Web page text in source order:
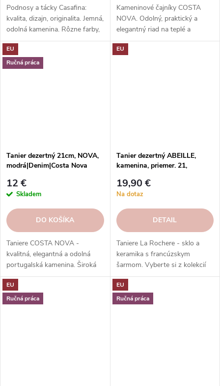
Podnosy a tácky Casafina:
kvalita, dizajn, originalita. Jemná,
odolná kamenina. Rôzne farby,
vzory, tvary.
Kameninové čajníky COSTA
NOVA. Odolný, praktický a
elegantný riad na teplé a
studené nápoje.
EU
Ručná práca
Tanier dezertný 21cm, NOVA,
modrá|Denim|Costa Nova
12 €
Skladem
DO KOŠÍKA
Taniere COSTA NOVA -
kvalitná, elegantná a odolná
portugalská kamenina. Široká
ponuka kolekcií, tvarov, farieb a
funkcií. Objednávajte v našom
e-shope.
EU
Tanier dezertný ABEILLE,
kamenina, priemer. 21,
19,90 €
Na dotaz
DETAIL
Taniere La Rochere - sklo a
keramika s francúzskym
šarmom. Vyberte si z kolekcií
Bee, Fleur de Lys, Perigord,
Belle Ile alebo Bistrot. Odolné,
vhodné do umývačky riadu.
EU
Ručná práca
EU
Ručná práca